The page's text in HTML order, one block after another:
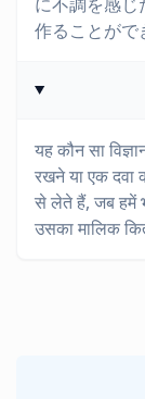
作ることがで
यह कौन सा
रखने या एक दवा
से लेते हैं, जब हमें
उसका मालिक